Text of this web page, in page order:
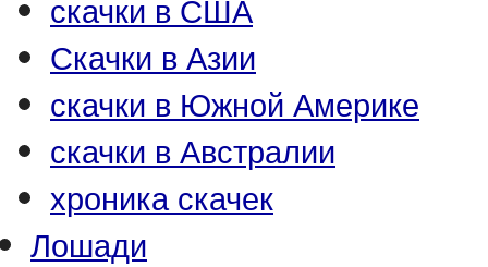
скачки в США
Скачки в Азии
скачки в Южной Америке
скачки в Австралии
хроника скачек
Лошади